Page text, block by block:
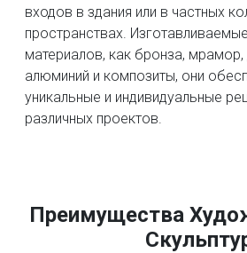
входов в здания или в частных
пространствах.
материалов, как бронза, мрамор,
алюминий и композиты, они
уникальные и индивидуальные
различных проектов.
Преимущества